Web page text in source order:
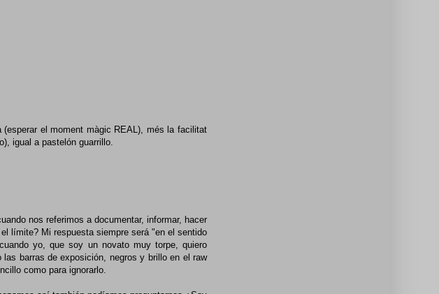
el moment màgic REAL), més la facilitat
igual a pastelón guarrillo.
nos referimos a documentar, informar, hacer
límite? Mi respuesta siempre será "en el sentido
yo, que soy un novato muy torpe, quiero
barras de exposición, negros y brillo en el raw
como para ignorarlo.